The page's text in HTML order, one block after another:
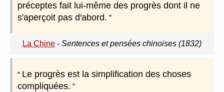
préceptes fait lui-même des progrès dont il ne
s'aperçoit pas d'abord.
La Chine - Sentences et pensées chinoises (1832)
Le progrès est la simplification des choses
compliquées.